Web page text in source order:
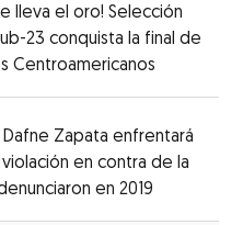
lleva el oro! Selección
23 conquista la final de
Centroamericanos
Zapata enfrentará
en contra de la
en 2019